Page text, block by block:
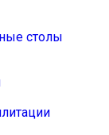
столы